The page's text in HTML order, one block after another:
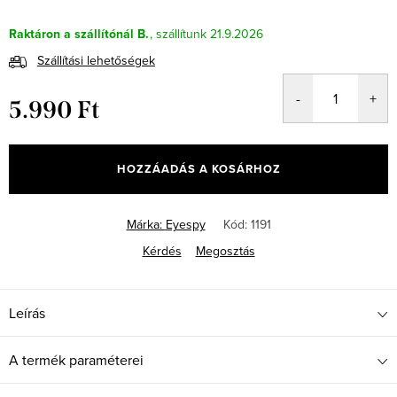
Raktáron a szállítónál B.
21.9.2026
Szállítási lehetőségek
5.990 Ft
HOZZÁADÁS A KOSÁRHOZ
Márka: Eyespy Kód: 1191
Kérdés
Megosztás
Leírás
A termék paraméterei